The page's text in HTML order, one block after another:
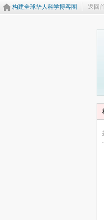
构建全球华人科学博客圈 返回